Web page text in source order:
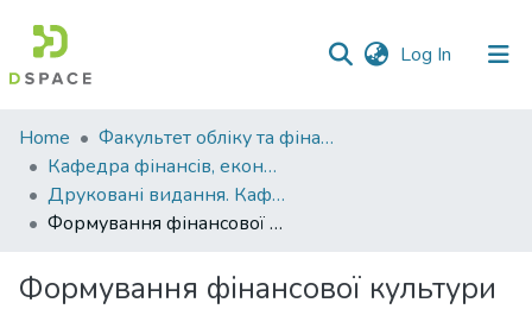
Log In (current)
Communities
&
Collections
All of DSpace
Statistics
Home
Факультет обліку та фінансів
Кафедра фінансів, економічних досліджень і туризму
Друковані видання. Кафедра фінансів, економічних досліджень і туризму
Формування фінансової культури громадян у контексті Євроінтеграційних перспектив України
Формування фінансової культури